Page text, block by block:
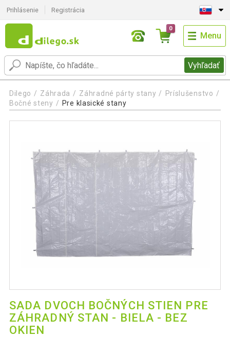
Prihlásenie Registrácia
Vyhľadať
0
Menu
Dilego Záhrada Záhradné párty stany
Príslušenstvo
Bočné steny
Pre klasické stany
SADA DVOCH BOČNÝCH STIEN PRE
ZÁHRADNÝ STAN - BIELA - BEZ
OKIEN